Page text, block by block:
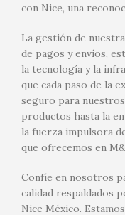
con Nice, una
La gestión de
de pagos y envíos,
la tecnología y la
que cada paso de la
seguro para
productos hasta la
la fuerza impulsora
que ofrecemos en
Confíe en nosotros
calidad respaldados
Nice México.